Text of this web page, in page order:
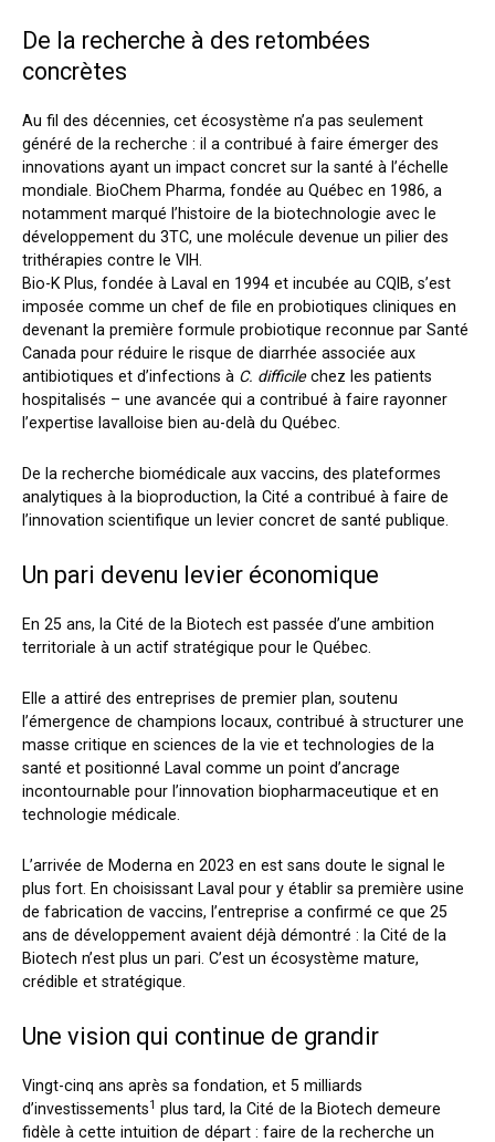
De la recherche à des retombées
concrètes
Au fil des décennies, cet écosystème n’a pas seulement
généré de la recherche : il a contribué à faire émerger des
innovations ayant un impact concret sur la santé à l’échelle
mondiale. BioChem Pharma, fondée au Québec en 1986, a
notamment marqué l’histoire de la biotechnologie avec le
développement du 3TC, une molécule devenue un pilier des
trithérapies contre le VIH.
Bio-K Plus, fondée à Laval en 1994 et incubée au CQIB, s’est
imposée comme un chef de file en probiotiques cliniques en
devenant la première formule probiotique reconnue par Santé
Canada pour réduire le risque de diarrhée associée aux
antibiotiques et d’infections à C. difficilechez les patients
hospitalisés – une avancée qui a contribué à faire rayonner
l’expertise lavalloise bien au-delà du Québec.
De la recherche biomédicale aux vaccins, des plateformes
analytiques à la bioproduction, la Cité a contribué à faire de
l’innovation scientifique un levier concret de santé publique.
Un pari devenu levier économique
En 25 ans, la Cité de la Biotech est passée d’une ambition
territoriale à un actif stratégique pour le Québec.
Elle a attiré des entreprises de premier plan, soutenu
l’émergence de champions locaux, contribué à structurer une
masse critique en sciences de la vie et technologies de la
santé et positionné Laval comme un point d’ancrage
incontournable pour l’innovation biopharmaceutique et en
technologie médicale.
L’arrivée de Moderna en 2023 en est sans doute le signal le
plus fort. En choisissant Laval pour y établir sa première usine
de fabrication de vaccins, l’entreprise a confirmé ce que 25
ans de développement avaient déjà démontré : la Cité de la
Biotech n’est plus un pari. C’est un écosystème mature,
crédible et stratégique.
Une vision qui continue de grandir
Vingt-cinq ans après sa fondation, et 5 milliards
d’investissements1 plus tard, la Cité de la Biotech demeure
fidèle à cette intuition de départ : faire de la recherche un